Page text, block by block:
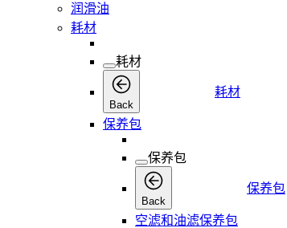
润滑油
耗材
耗材
Back
耗材
保养包
保养包
Back
保养包
空滤和油滤保养包